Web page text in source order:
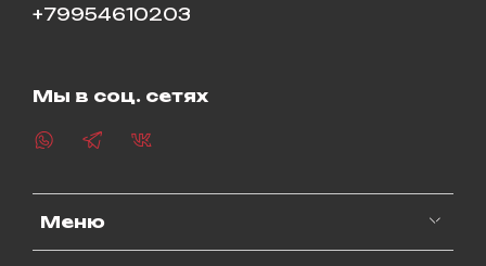
Меню
+79954610203
Мы в соц. сетях